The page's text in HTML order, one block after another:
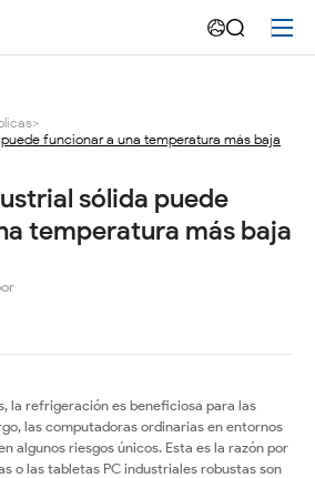
>
funcionar a una temperatura más baja
sólida puede
temperatura más baja
la refrigeración es beneficiosa para las
las computadoras ordinarias en entornos
algunos riesgos únicos. Esta es la razón por
o las tabletas PC industriales robustas son